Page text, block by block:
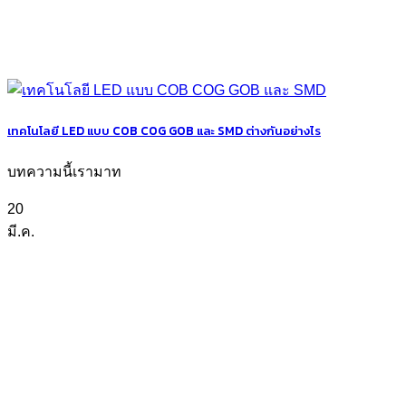
เทคโนโลยี LED แบบ COB COG GOB และ SMD ต่างกันอย่างไร
บทความนี้เรามาท
20
มี.ค.